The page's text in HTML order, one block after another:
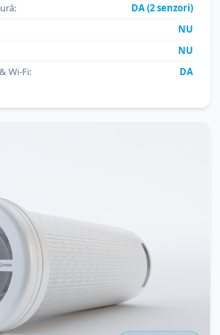
DA (2 senzori)
NU
NU
Wi-Fi:
DA